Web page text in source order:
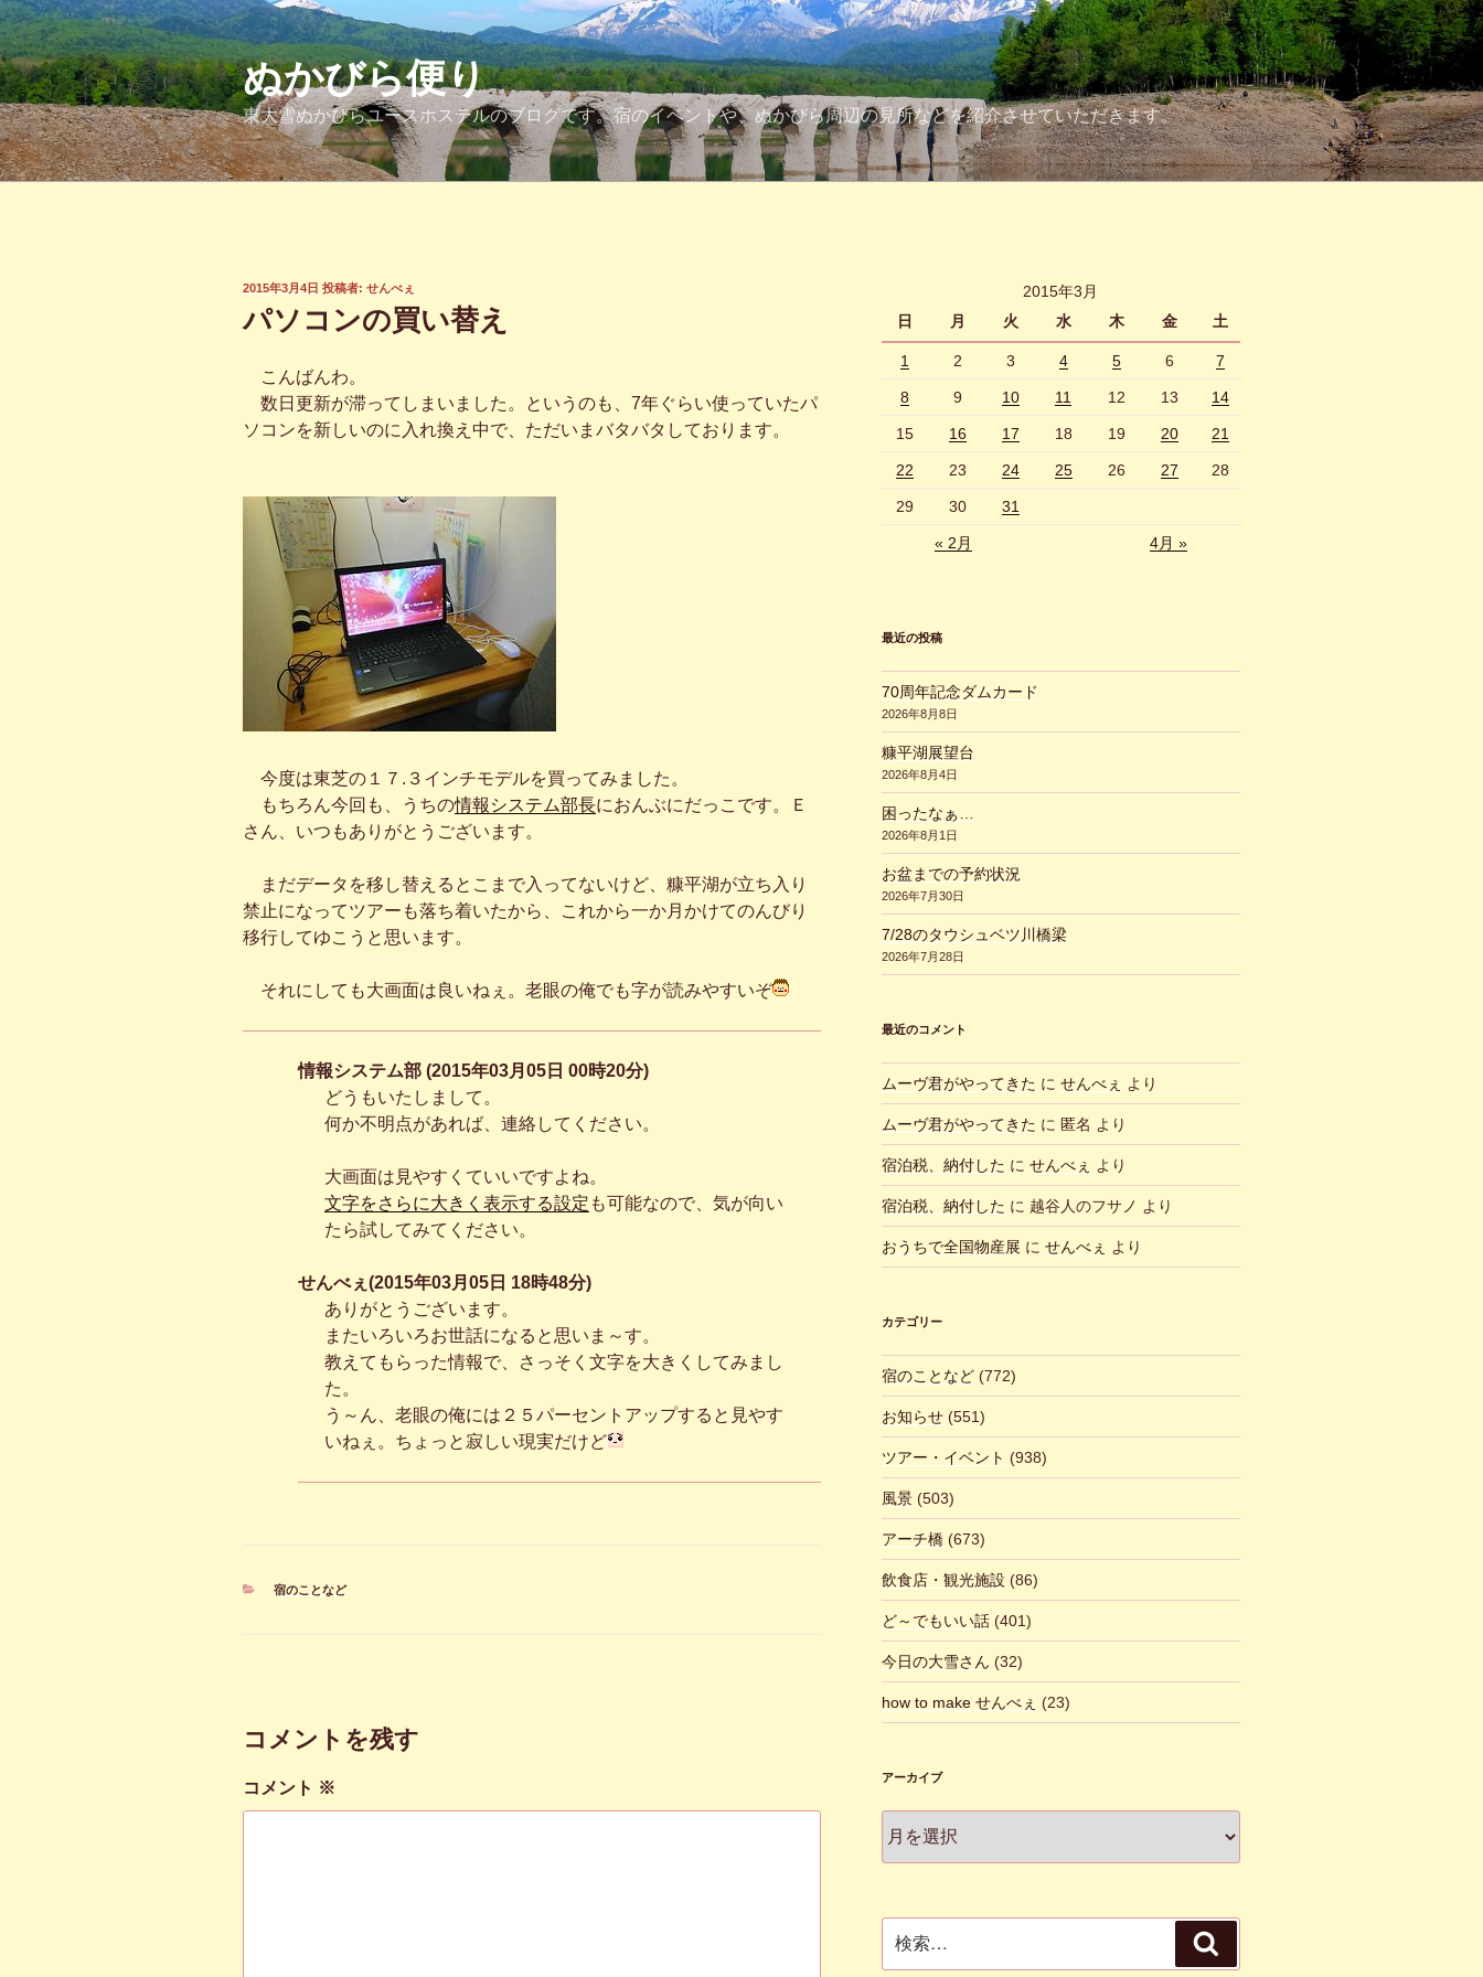
コ
ン
テ
ン
ツ
へ
ス
ぬかびら便り
東大雪ぬかびらユースホステルのブログです。宿のイベントや、ぬかびら周辺の見所などを紹介させていただきます。
投
日:
2015年3月4日 投稿者: せんべぇ
パソコンの買い替え
こんばんわ。
数日更新が滞ってしまいました。というのも、7年ぐらい使っていたパ
ソコンを新しいのに入れ換え中で、ただいまバタバタしております。
今度は東芝の１７.３インチモデルを買ってみました。
もちろん今回も、うちの情報システム部長におんぶにだっこです。Ｅ
さん、いつもありがとうございます。
まだデータを移し替えるとこまで入ってないけど、糠平湖が立ち入り
禁止になってツアーも落ち着いたから、これから一か月かけてのんびり
移行してゆこうと思います。
それにしても大画面は良いねぇ。老眼の俺でも字が読みやすいぞ
情報システム部 (2015年03月05日 00時20分)
どうもいたしまして。
何か不明点があれば、連絡してください。
大画面は見やすくていいですよね。
文字をさらに大きく表示する設定 も可能なので、気が向い
たら試してみてください。
せんべぇ(2015年03月05日 18時48分)
ありがとうございます。
またいろいろお世話になると思いま～す。
教えてもらった情報で、さっそく文字を大きくしてみまし
た。
う～ん、老眼の俺には２５パーセントアップすると見やす
いねぇ。ちょっと寂しい現実だけど
カ
宿のことなど
コメントを残す
コメント ※
2015年3月
日
月 火 水 木 金 土
1 2 3 4 5 6 7
8 9 10 11 12 13 14
15 16 17 18 19 20 21
22 23 24 25 26 27 28
29 30 31
« 2月 4月 »
最近の投稿
70周年記念ダムカード
2026年8月8日
糠平湖展望台
2026年8月4日
困ったなぁ…
2026年8月1日
お盆までの予約状況
2026年7月30日
7/28のタウシュベツ川橋梁
2026年7月28日
最近のコメント
ムーヴ君がやってきた に せんべぇ より
ムーヴ君がやってきた に 匿名 より
宿泊税、納付した に せんべぇ より
宿泊税、納付した に 越谷人のフサノ より
おうちで全国物産展 に せんべぇ より
カテゴリー
宿のことなど(772)
お知らせ(551)
ツアー・イベント (938)
風景(503)
アーチ橋(673)
飲食店・観光施設 (86)
ど～でもいい話(401)
今日の大雪さん (32)
how to make せんべぇ (23)
アーカイブ
ー
ブ
索:
索